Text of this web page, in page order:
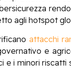
agli hotspot
attacchi
e
e i minori